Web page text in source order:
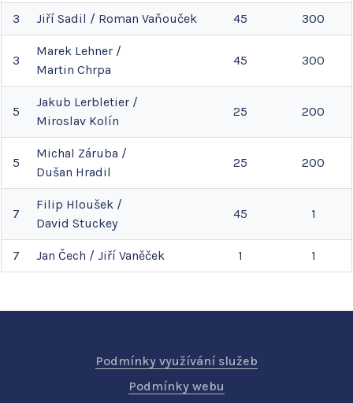
3 Jiří Sadil / Roman Vaňouček 45 300
3
Marek Lehner /
Martin Chrpa
45 300
5
Jakub Lerbletier /
Miroslav Kolín
25 200
5
Michal Záruba /
Dušan Hradil
25 200
7
Filip Hloušek /
David Stuckey
45 1
7 Jan Čech / Jiří Vaněček 1 1
Podmínky využívání služeb
Podmínky webu